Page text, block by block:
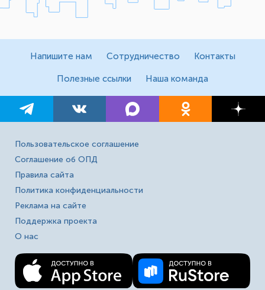
Напишите нам Сотрудничество Контакты
Полезные ссылки Наша команда
Пользовательское соглашение
Соглашение об ОПД
Правила сайта
Политика конфиденциальности
Реклама на сайте
Поддержка проекта
О нас